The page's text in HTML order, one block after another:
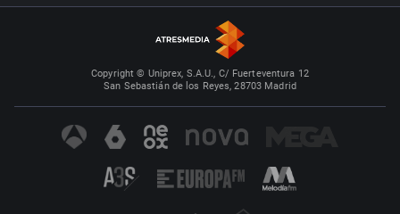
Copyright © Uniprex, S.A.U., C/ Fuerteventura 12
San Sebastián de los Reyes, 28703 Madrid